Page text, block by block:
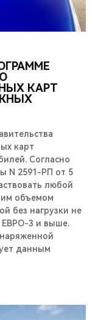
КАРТ
карт
Согласно
N 2591-РП от 5
любой
объемом
без нагрузки не
ЕВРО-3 и выше.
данным